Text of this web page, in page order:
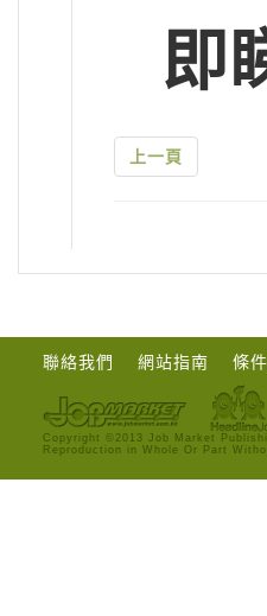
即
上一頁
聯絡我們 網站指南 條
Copyright ©2013 Job Market
Reproduction in Whole Or Part